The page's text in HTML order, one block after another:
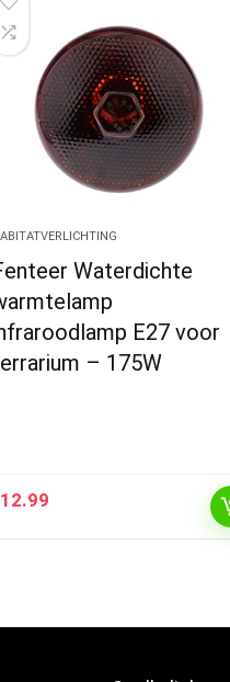
Waterdichte
E27 voor
– 175W
12.99